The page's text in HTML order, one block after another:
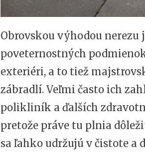
Obrovskou výhodou nerezu
poveternostných
exteriéri, a to tiež
zábradlí. Veľmi často ich
polikliník a ďalších
pretože práve tu plnia
sa ľahko udržujú v čistote a